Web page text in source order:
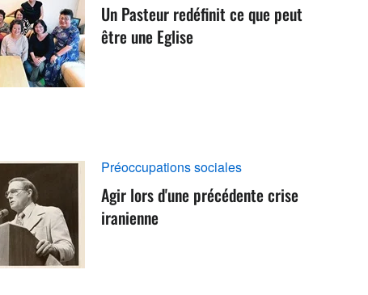
Un Pasteur redéfinit ce que peut
être une Eglise
Préoccupations sociales
Agir lors d'une précédente crise
iranienne